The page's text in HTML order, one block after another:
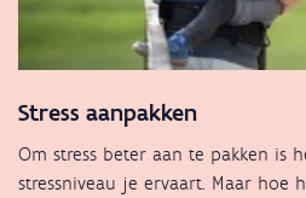
Stress aanpakken
Om stress beter aan te pakken is
stressniveau je ervaart. Maar hoe